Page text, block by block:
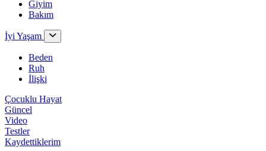
Giyim
Bakım
İyi Yaşam
Beden
Ruh
İlişki
Çocuklu Hayat
Güncel
Video
Testler
Kaydettiklerim